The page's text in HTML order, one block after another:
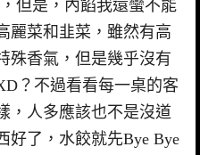
但是，內餡我還蠻不能
菜和韭菜，雖然有高
殊香氣，但是幾乎沒有
？不過看看每一桌的客
，人多應該也不是沒道
好了，水餃就先Bye Bye